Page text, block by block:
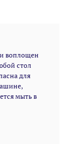
воплощен
стол
для
мыть в